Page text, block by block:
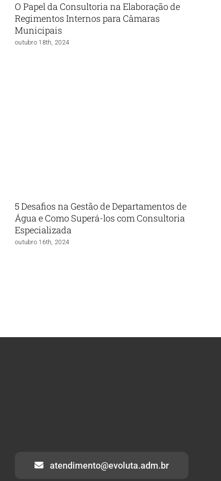
O Papel da Consultoria na Elaboração de
Regimentos Internos para Câmaras
Municipais
outubro 18th, 2024
5 Desafios na Gestão de Departamentos de
Água e Como Superá-los com Consultoria
Especializada
outubro 16th, 2024
atendimento@evoluta.adm.br